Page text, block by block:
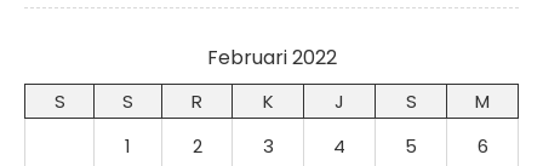
Februari 2022
S S R K J S
M
1
2 3 4 5 6